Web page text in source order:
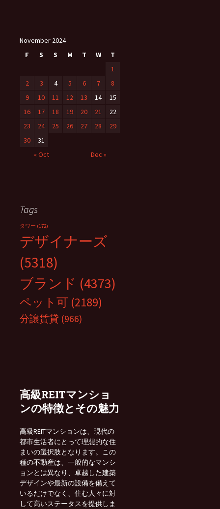
November 2024
F
S S M T W T
« Oct Dec »
1
2
3 4 5 6 7
8
9
10 11 12 13 14
15
16
17 18 19 20 21
22
23
24 25 26 27 28
29
30
31
Tags
タワー (172)
デザイナーズ
(5318)
ブランド (4373)
ペット可 (2189)
分譲賃貸 (966)
高級REITマンショ
ンの特徴とその魅力
高級REITマンションは、現代の
都市生活者にとって理想的な住
まいの選択肢となります。この
種の不動産は、一般的なマンシ
ョンとは異なり、卓越した建築
デザインや最新の設備を備えて
いるだけでなく、住む人々に対
して高いステータスを提供しま